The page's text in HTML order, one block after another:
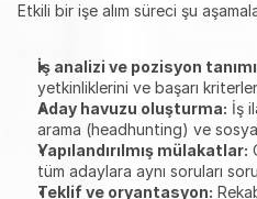
Etkili bir işe alım süreci şu
İş analizi ve pozisyon
yetkinliklerini ve başarı
Aday havuzu oluşturma: İş
arama (headhunting) ve sosyal
Yapılandırılmış mülakatlar:
tüm adaylara aynı soruları
Teklif ve oryantasyon: